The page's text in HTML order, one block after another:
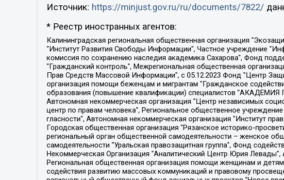
Источник: https://minjust.gov.ru/ru/documents/7822/
* Реестр иностранных агентов:
Калининградская региональная общественная организация "Экозащита!-Женсовет", Фонд содействия защите прав и свобод граждан "Общественный вердикт", Фонд "Институт Развития Свободы Информации", Частное учреждение "Информационное агентство МЕМО. РУ", Региональная общественная организация "Общественная комиссия по сохранению наследия академика Сахарова", Фонд поддержки свободы прессы, Санкт-Петербургская общественная правозащитная организация "Гражданский контроль", Межрегиональная общественная организация "Информационно-просветительский центр "Мемориал", Региональный Фонд "Центр Защиты Прав Средств Массовой Информации", с 05.12.2023 Фонд "Центр Защиты Прав Средств массовой информации", Региональная общественная благотворительная организация помощи беженцам и мигрантам "Гражданское содействие", Негосударственное образовательное учреждение дополнительного профессионального образования (повышение квалификации) специалистов "АКАДЕМИЯ ПО ПРАВАМ ЧЕЛОВЕКА", Свердловская региональная общественная организация "Сутяжник", Автономная некоммерческая организация "Центр независимых социологических исследований", Союз общественных объединений "Российский исследовательский центр по правам человека", Региональное общественное учреждение научно-информационный центр "МЕМОРИАЛ", Некоммерческая организация "Фонд защиты гласности", Автономная некоммерческая организация "Институт прав человека", Городская общественная организация "Екатеринбургское общество "МЕМОРИАЛ", Городская общественная организация "Рязанское историко-просветительское и правозащитное общество "Мемориал" (Рязанский Мемориал), Челябинский региональный орган общественной самодеятельности – женское общественное объединение "Женщины Евразии", Челябинский региональный орган общественной самодеятельности "Уральская правозащитная группа", Фонд содействия защите здоровья и социальной справедливости имени Андрея Рылькова, Автономная Некоммерческая Организация "Аналитический Центр Юрия Левады", Автономная некоммерческая организация социальной поддержки населения "Проект Апрель", Региональная общественная организация помощи женщинам и детям, находящимся в кризисной ситуации "Информационно-методический центр "Анна", Фонд содействия развитию массовых коммуникаций и правовому просвещению "Так-так-Так", Фонд содействия устойчивому развитию "Серебряная тайга", Свердловский региональный общественный фонд социальных проектов "Новое время", "Idel.Реалии", Кавказ.Реалии, Крым.Реалии, Телеканал Настоящее Время, Татаро-башкирская служба Радио Свобода (Azatliq Radiosi), Радио Свободная Европа/Радио Свобода (PCE/PC), "Сибирь.Реалии", "Фактограф", Благотворительный фонд помощи осужденным и их семьям, Автономная некоммерческая организация "Институт глобализации и социальных движений", Фонд "В защиту прав заключенных", Частное учреждение "Центр поддержки и содействия развитию средств массовой информации", Пензенский региональный общественный благотворительный фонд "Гражданский союз", "Север.Реалии", Некоммерческая организация Фонд "Правовая инициатива", Общество с ограниченной ответственностью "Радио Свободная Европа/Радио Свобода", Чешское информационное агентство "MEDIUM-ORIENT", Красноярская региональная общественная организация "Мы против СПИДа", Камалягин Денис Николаевич, Маркелов Сергей Евгеньевич, Пономарев Лев Александрович, Савицкая Людмила Алексеевна, Автономная некоммерческая организация "Центр по работе с проблемой насилия "НАСИЛИЮ.НЕТ", Межрегиональный профессиональный союз работников здравоохранения "Альянс врачей", Юридическое лицо, зарегистрированное в Латвийской Республике, SIA "Medusa Project" (регистрационный номер 40103797863, дата регистрации 10.06.2014), Некоммерческая организация "Фонд по борьбе с коррупцией", Автономная некоммерческая организация "Институт права и публичной политики", Баданин Роман Сергеевич, Гликин Максим Александрович, Железнова Мария Михайловна, Лукьянова Юлия Сергеевна, Маетная Елизавета Витальевна, Маняхин Петр Борисович, Чуракова Ольга Владимировна, Ярош Юлия Петровна, Юридическое лицо "The Insider SIA",